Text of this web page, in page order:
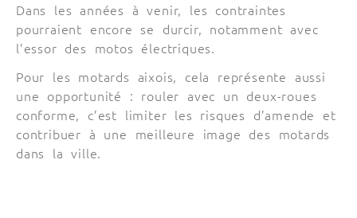
Dans les années à venir, les contraintes
pourraient encore se durcir, notamment avec
l’essor des motos électriques.
Pour les motards aixois, cela représente aussi
une opportunité : rouler avec un deux-roues
conforme, c’est limiter les risques d’amende et
contribuer à une meilleure image des motards
dans la ville.